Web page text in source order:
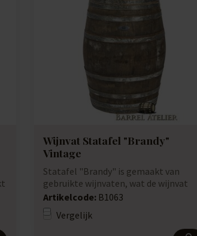
Wijnvat Statafel "Brandy"
Vintage
Statafel "Brandy" is gemaakt van
gebruikte wijnvaten, wat de wijnvat
statafel ee...
Artikelcode: B1063
Vergelijk